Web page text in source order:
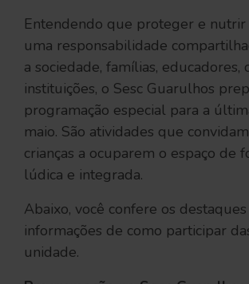
Entendendo que proteger e nutrir
uma responsabilidade
a sociedade, famílias, educadores,
instituições, o Sesc Guarulhos
programação especial para a
maio. São atividades que
crianças a ocuparem o espaço de
lúdica e integrada.
Abaixo, você confere os destaques
informações de como participar
unidade.